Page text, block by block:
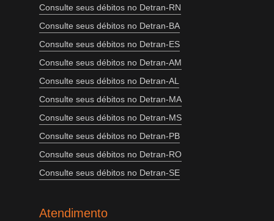
Consulte seus débitos no Detran-RN
Consulte seus débitos no Detran-BA
Consulte seus débitos no Detran-ES
Consulte seus débitos no Detran-AM
Consulte seus débitos no Detran-AL
Consulte seus débitos no Detran-MA
Consulte seus débitos no Detran-MS
Consulte seus débitos no Detran-PB
Consulte seus débitos no Detran-RO
Consulte seus débitos no Detran-SE
Atendimento